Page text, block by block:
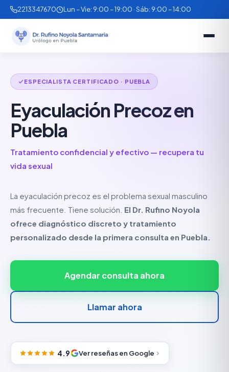
2213347670 Lun – Vie: 9:00 – 19:00 · Sáb: 9:00 – 14:00
ESPECIALISTA CERTIFICADO · PUEBLA
Eyaculación Precoz en
Puebla
Tratamiento confidencial y efectivo — recupera tu
vida sexual
La eyaculación precoz es el problema sexual masculino
más frecuente. Tiene solución. El Dr. Rufino Noyola
ofrece diagnóstico discreto y tratamiento
personalizado desde la primera consulta en Puebla.
Agendar consulta ahora
Llamar ahora
4.9 Ver reseñas en Google